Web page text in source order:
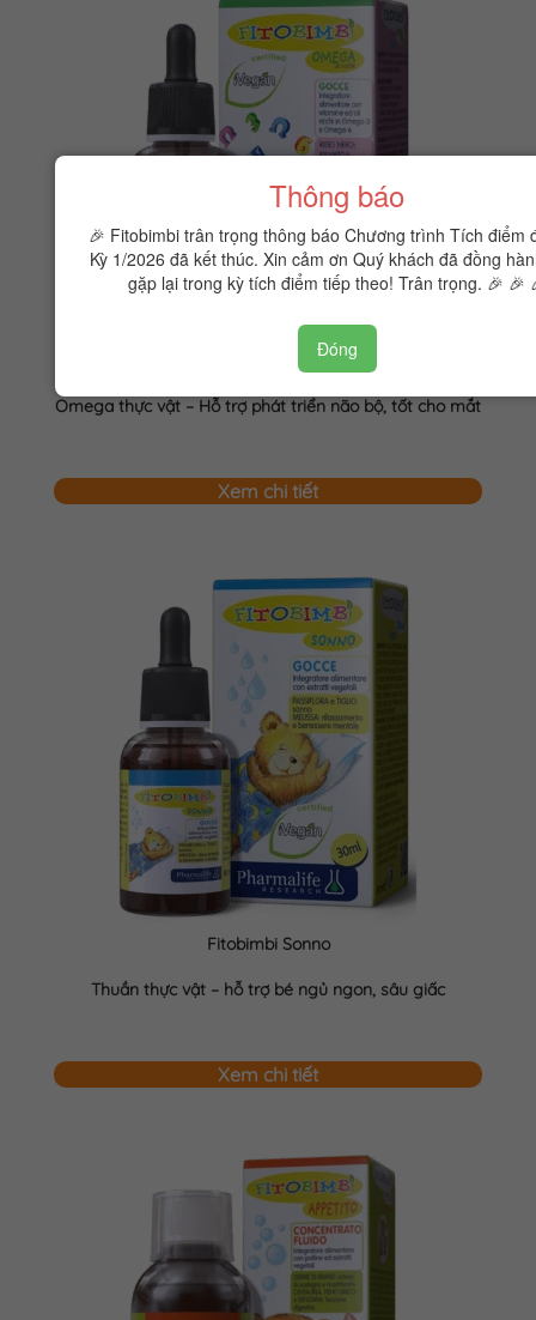
Fitobimbi Omega junior
Omega thực vật – Hỗ trợ phát triển não bộ, tốt cho mắt
Xem chi tiết
Fitobimbi Sonno
Thuần thực vật – hỗ trợ bé ngủ ngon, sâu giấc
Xem chi tiết
Thông báo
🎉 Fitobimbi trân trọng thông báo Chương trình Tích điểm
Kỳ 1/2026 đã kết thúc. Xin cảm ơn Quý khách đã đồng
gặp lại trong kỳ tích điểm tiếp theo! Trân trọng. 🎉 🎉
Đóng